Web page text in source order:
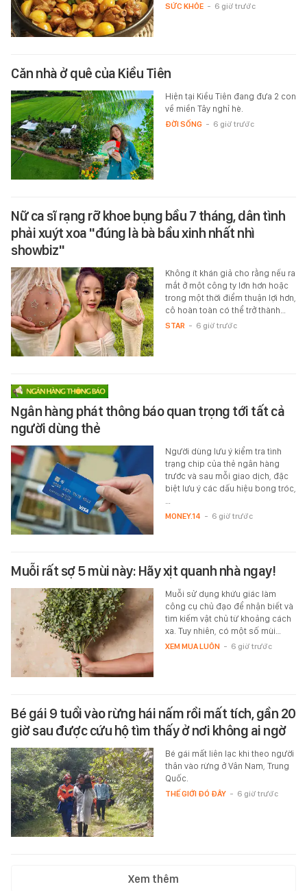
SỨC KHỎE - 6 giờ trước
Căn nhà ở quê của Kiều Tiên
Hiện tại Kiều Tiên đang đưa 2 con
về miền Tây nghỉ hè.
ĐỜI SỐNG - 6 giờ trước
Nữ ca sĩ rạng rỡ khoe bụng bầu 7 tháng, dân tình
phải xuýt xoa "đúng là bà bầu xinh nhất nhì
showbiz"
Không ít khán giả cho rằng nếu ra
mắt ở một công ty lớn hơn hoặc
trong một thời điểm thuận lợi hơn,
cô hoàn toàn có thể trở thành…
STAR - 6 giờ trước
Ngân hàng phát thông báo quan trọng tới tất cả
người dùng thẻ
Người dùng lưu ý kiểm tra tình
trạng chip của thẻ ngân hàng
trước và sau mỗi giao dịch, đặc
biệt lưu ý các dấu hiệu bong tróc,
MONEY.14 - 6 giờ trước
Muỗi rất sợ 5 mùi này: Hãy xịt quanh nhà ngay!
Muỗi sử dụng khứu giác làm
công cụ chủ đạo để nhận biết và
tìm kiếm vật chủ từ khoảng cách
xa. Tuy nhiên, có một số mùi…
XEM MUA LUÔN - 6 giờ trước
Bé gái 9 tuổi vào rừng hái nấm rồi mất tích, gần 20
giờ sau được cứu hộ tìm thấy ở nơi không ai ngờ
Bé gái mất liên lạc khi theo người
thân vào rừng ở Vân Nam, Trung
Quốc.
THẾ GIỚI ĐÓ ĐÂY - 6 giờ trước
Xem thêm